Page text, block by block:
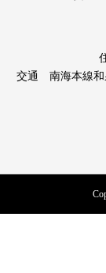
交通 南海本線和